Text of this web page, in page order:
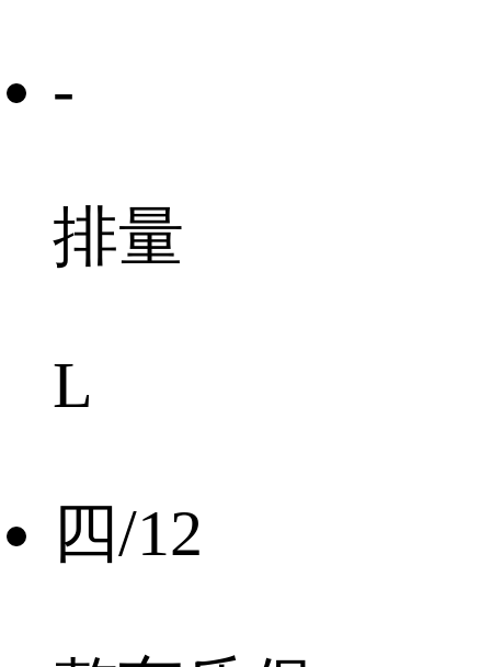
-
排量
L
四/12